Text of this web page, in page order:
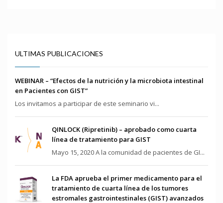
ULTIMAS PUBLICACIONES
WEBINAR – “Efectos de la nutrición y la microbiota intestinal
en Pacientes con GIST”
Los invitamos a participar de este seminario vi...
QINLOCK (Ripretinib) – aprobado como cuarta
línea de tratamiento para GIST
Mayo 15, 2020 A la comunidad de pacientes de GI...
La FDA aprueba el primer medicamento para el
tratamiento de cuarta línea de los tumores
estromales gastrointestinales (GIST) avanzados